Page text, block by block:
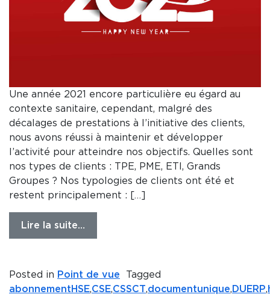
Une année 2021 encore particulière eu égard au
contexte sanitaire, cependant, malgré des
décalages de prestations à l’initiative des clients,
nous avons réussi à maintenir et développer
l’activité pour atteindre nos objectifs. Quelles sont
nos types de clients : TPE, PME, ETI, Grands
Groupes ? Nos typologies de clients ont été et
restent principalement : […]
Lire la suite…
Posted in Point de vue
Tagged
abonnementHSE,CSE,CSSCT,documentunique, DUERP,